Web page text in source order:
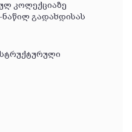
კოლექციაზე
გადახდისას